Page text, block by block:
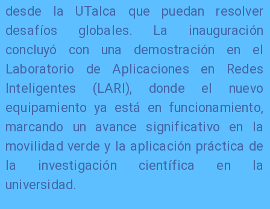
desde la UTalca que puedan resolver
desafíos globales. La inauguración
concluyó con una demostración en el
Laboratorio de Aplicaciones en Redes
Inteligentes (LARI), donde el nuevo
equipamiento ya está en funcionamiento,
marcando un avance significativo en la
movilidad verde y la aplicación práctica de
la investigación científica en la
universidad.